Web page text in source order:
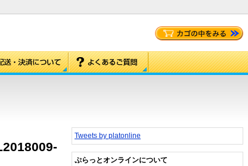
Tweets by platonline
ぷらっとオンラインについて